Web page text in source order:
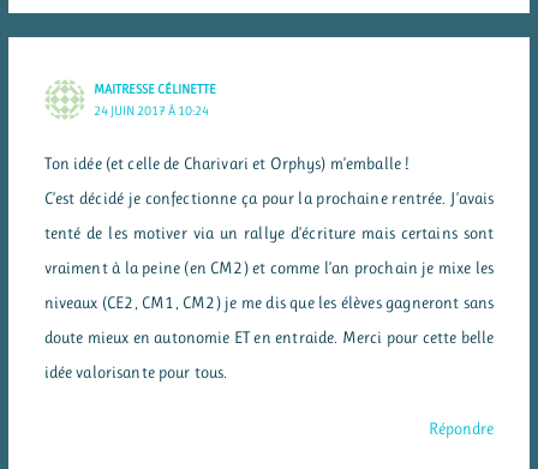
MAITRESSE CÉLINETTE
24 JUIN 2017 À 10:24
Ton idée (et celle de Charivari et Orphys) m’emballe !
C’est décidé je confectionne ça pour la prochaine rentrée. J’avais
tenté de les motiver via un rallye d’écriture mais certains sont
vraiment à la peine (en CM2) et comme l’an prochain je mixe les
niveaux (CE2, CM1, CM2) je me dis que les élèves gagneront sans
doute mieux en autonomie ET en entraide. Merci pour cette belle
idée valorisante pour tous.
Répondre